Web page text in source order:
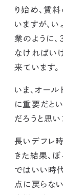
り始め、賃料
いますが、 い
業のように
なければい
来ています。
いま、 オール
に重要だと
だろうと思い
長いデフレ
きた結果、
ではいい時
点に戻らな